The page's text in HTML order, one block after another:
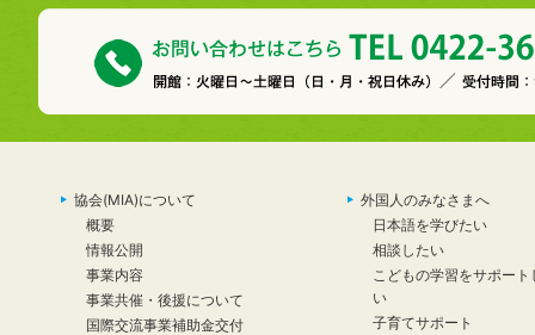
協会(MIA)について
概要
情報公開
事業内容
事業共催・後援について
国際交流事業補助金交付
外国人のみなさまへ
日本語を学びたい
相談したい
こどもの学習をサポート
い
子育てサポート